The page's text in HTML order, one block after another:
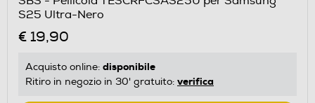
S25 Ultra-Nero
€ 19,90
Acquisto online: disponibile
Ritiro in negozio in 30' gratuito: verifica